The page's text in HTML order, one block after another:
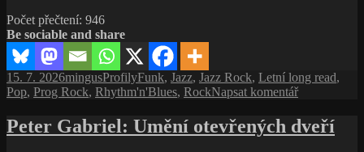
Thomas:
Hlas,
který
do
naleštěných
dechů
ulici
Počet přečtení: 946
Be sociable and share
Publikováno:
15. 7. 2026Autor:
mingusRubriky:
ProfilyŠtítky:
Funk, Jazz, Jazz Rock, Letní long read,
Pop, Prog Rock, Rhythm'n'Blues, RockNapsat komentářpro
s
názvem
Peter Gabriel: Umění otevřených dveří